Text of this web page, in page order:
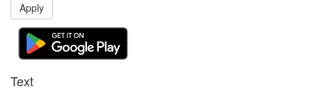
Apply
Text